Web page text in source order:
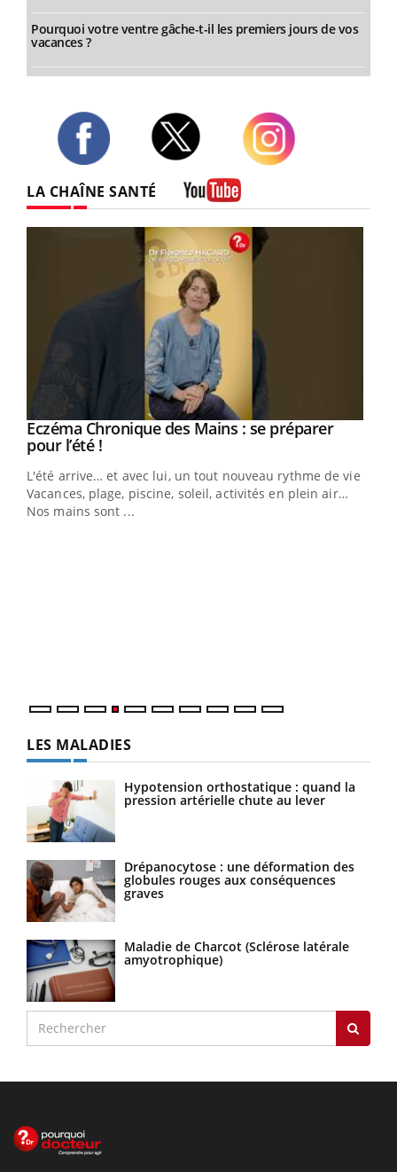
Pourquoi votre ventre gâche-t-il les premiers jours de vos
vacances ?
LA CHAÎNE SANTÉ
Youtube
Eczéma Chronique des Mains : se préparer
pour l’été !Youtube
L'été arrive… et avec lui, un tout nouveau rythme de vie !
Vacances, plage, piscine, soleil, activités en plein air…
Nos mains sont ...
LES MALADIES
Hypotension orthostatique : quand la
pression artérielle chute au lever
Drépanocytose : une déformation des
globules rouges aux conséquences
graves
Maladie de Charcot (Sclérose latérale
amyotrophique)